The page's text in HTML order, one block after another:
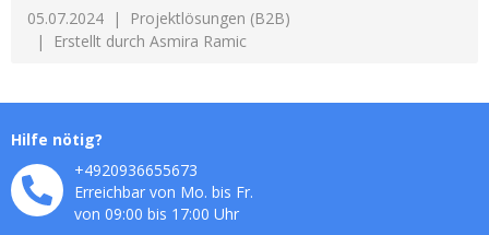
05.07.2024
Projektlösungen (B2B)
Erstellt durch Asmira Ramic
Hilfe nötig?
+4920936655673
Erreichbar von Mo. bis Fr.
von 09:00 bis 17:00 Uhr